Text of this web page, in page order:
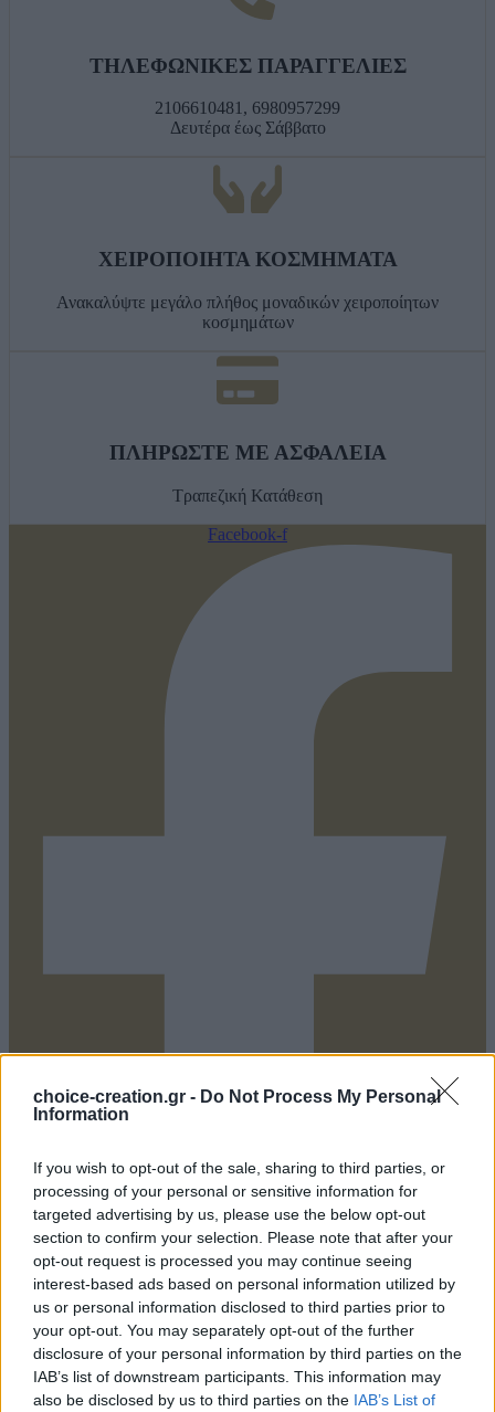
choice-creation.gr - Do Not Process My Personal
Information
If you wish to opt-out of the sale, sharing to third parties, or
processing of your personal or sensitive information for
targeted advertising by us, please use the below opt-out
section to confirm your selection. Please note that after your
opt-out request is processed you may continue seeing
interest-based ads based on personal information utilized by
us or personal information disclosed to third parties prior to
your opt-out. You may separately opt-out of the further
disclosure of your personal information by third parties on the
IAB’s list of downstream participants. This information may
also be disclosed by us to third parties on the IAB’s List of
ΤΗΛΕΦΩΝΙΚΕΣ ΠΑΡΑΓΓΕΛΙΕΣ
2106610481, 6980957299
Δευτέρα έως Σάββατο
ΧΕΙΡΟΠΟΙΗΤΑ ΚΟΣΜΗΜΑΤΑ
Ανακαλύψτε μεγάλο πλήθος μοναδικών χειροποίητων
κοσμημάτων
ΠΛΗΡΩΣΤΕ ΜΕ ΑΣΦΑΛΕΙΑ
Τραπεζική Κατάθεση
Facebook-f
Youtube